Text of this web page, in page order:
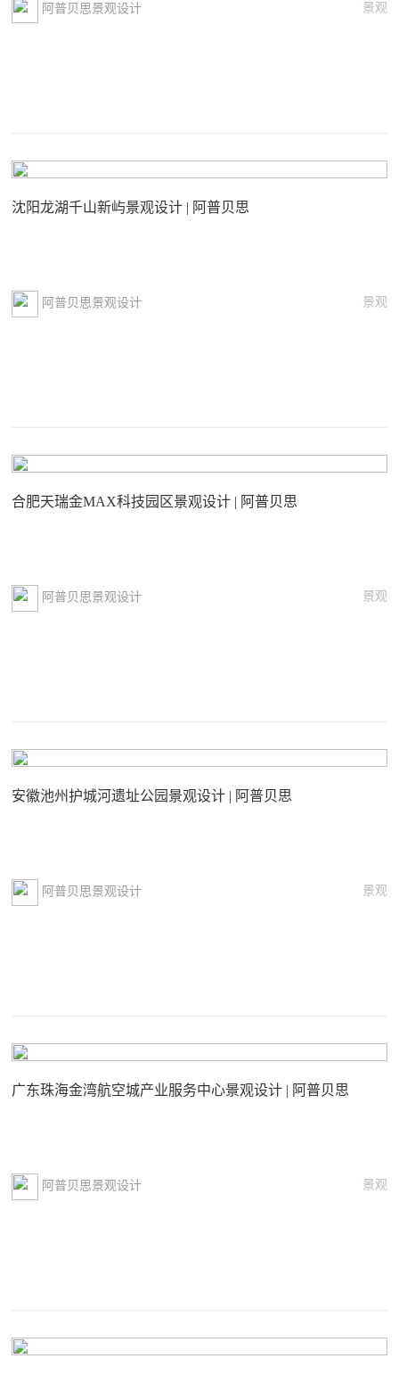
阿普贝思景观设计 景观
沈阳龙湖千山新屿景观设计 | 阿普贝思
阿普贝思景观设计 景观
合肥天瑞金MAX科技园区景观设计 | 阿普贝思
阿普贝思景观设计 景观
安徽池州护城河遗址公园景观设计 | 阿普贝思
阿普贝思景观设计 景观
广东珠海金湾航空城产业服务中心景观设计 | 阿普贝思
阿普贝思景观设计 景观